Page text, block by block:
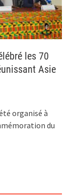
les 70
Asie
organisé à
du